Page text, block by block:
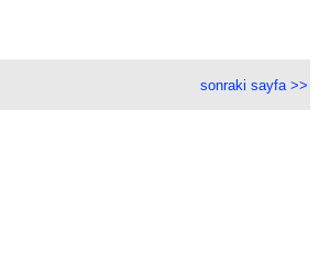
sonraki sayfa >>